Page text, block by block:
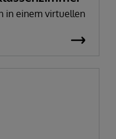
in einem virtuellen